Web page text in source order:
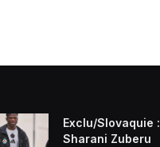
Exclu/Slovaquie :
Sharani Zuberu